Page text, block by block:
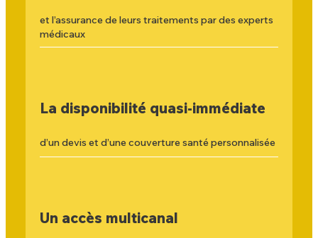
et l’assurance de leurs traitements par des experts
médicaux
La disponibilité quasi-immédiate
d’un devis et d’une couverture santé personnalisée
Un accès multicanal